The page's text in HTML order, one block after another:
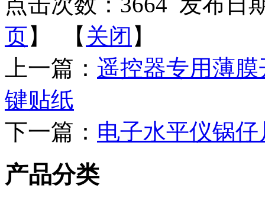
页】 【 关闭 】
上一篇： 遥控器专用薄
键贴纸
下一篇： 电子水平仪锅
产品分类